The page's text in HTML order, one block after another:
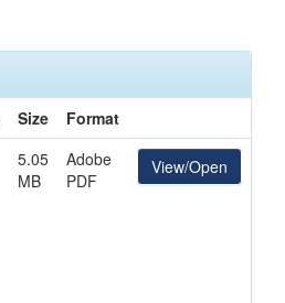
Size
Format
5.05
MB
Adobe
PDF
View/Open